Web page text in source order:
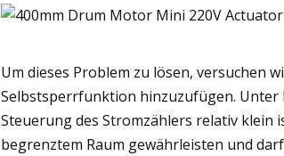
Um dieses Problem zu lösen, versuchen
Selbstsperrfunktion hinzuzufügen. Unter
Steuerung des Stromzählers relativ klein
begrenztem Raum gewährleisten und